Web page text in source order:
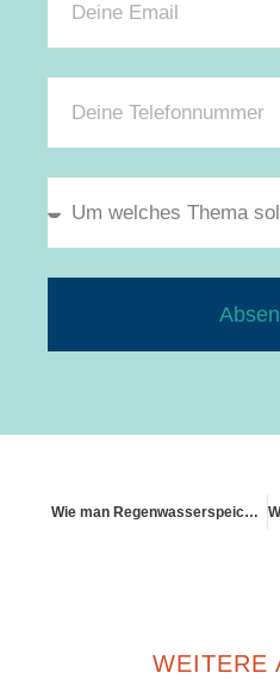
Wie man Regenwasserspeicher versichert
WEITERE